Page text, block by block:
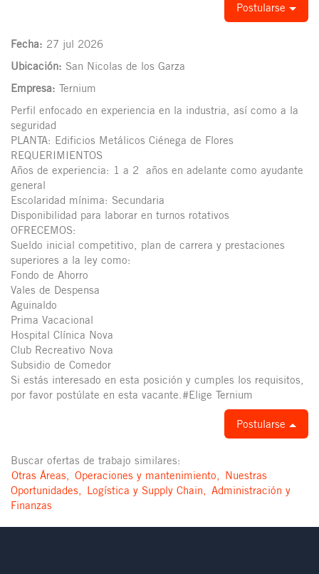
Postularse
Fecha: 27 jul 2026
Ubicación: San Nicolas de los Garza
Empresa: Ternium
Perfil enfocado en experiencia en la industria, así como a la
seguridad
PLANTA: Edificios Metálicos Ciénega de Flores
REQUERIMIENTOS
Años de experiencia: 1 a 2 años en adelante como ayudante
general
Escolaridad mínima: Secundaria
Disponibilidad para laborar en turnos rotativos
OFRECEMOS:
Sueldo inicial competitivo, plan de carrera y prestaciones
superiores a la ley como:
Fondo de Ahorro
Vales de Despensa
Aguinaldo
Prima Vacacional
Hospital Clínica Nova
Club Recreativo Nova
Subsidio de Comedor
Si estás interesado en esta posición y cumples los requisitos,
por favor postúlate en esta vacante.#Elige Ternium
Postularse
Buscar ofertas de trabajo similares:
Otras Áreas, Operaciones y mantenimiento, Nuestras
Oportunidades, Logística y Supply Chain, Administración y
Finanzas